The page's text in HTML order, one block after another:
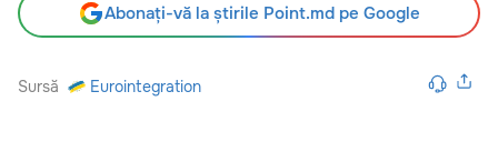
Abonați-vă la știrile Point.md pe Google
Sursă Eurointegration